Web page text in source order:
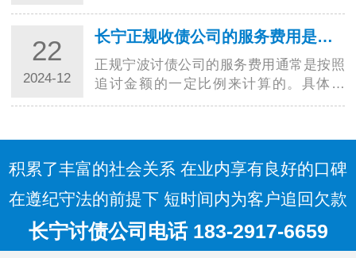
款。在选择收费方式时，台州讨债公司需
要考虑多种因素，以确保能够满足客户的
需求并获得合理的收益。以下是一些常见
的收费方…
22
2024-12
长宁正规收债公司的服务费用是如何计算的？
正规宁波讨债公司的服务费用通常是按照
追讨金额的一定比例来计算的。具体来
说，服务费用通常由以下几个方面组成：
主要费用，通常是按照追讨金额的固定比
例来计算…
积累了丰富的社会关系 在业内享有良好的口碑
在遵纪守法的前提下 短时间内为客户追回欠款
长宁讨债公司电话 183-2917-6659